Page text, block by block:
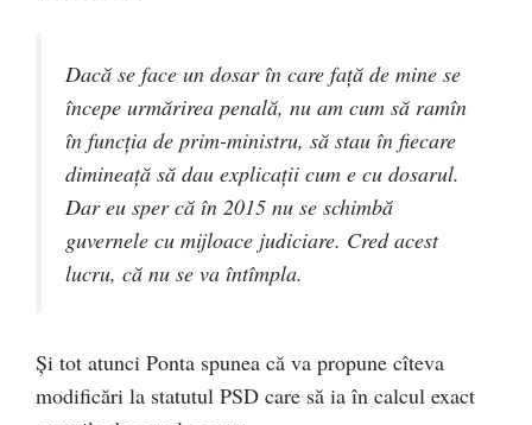
Dacă se face un dosar în care față de mine se
începe urmărirea penală, nu am cum să ramîn
în funcția de prim-ministru, să stau în fiecare
dimineață să dau explicații cum e cu dosarul.
Dar eu sper că în 2015 nu se schimbă
guvernele cu mijloace judiciare. Cred acest
lucru, că nu se va întîmpla.
Și tot atunci Ponta spunea că va propune cîteva
modificări la statutul PSD care să ia în calcul exact